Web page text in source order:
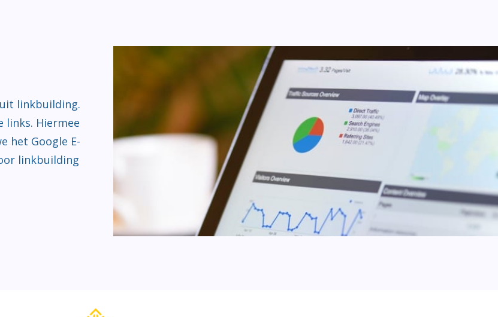
linkbuilding.
Hiermee
het Google E-
linkbuilding